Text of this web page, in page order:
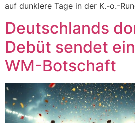
auf dunklere Tage in der K.-o.-
Deutschlands
Debüt sendet
WM-Botschaft